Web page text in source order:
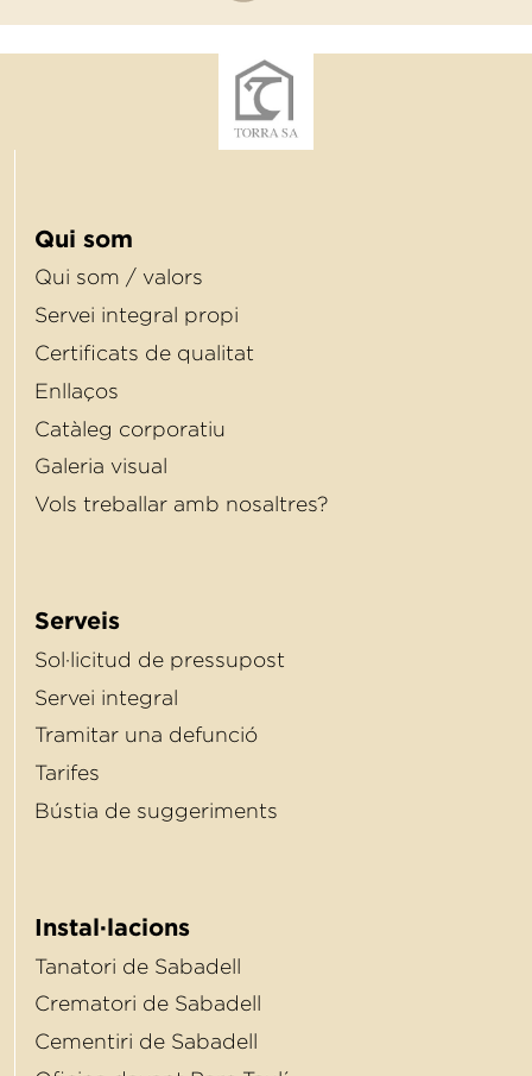
Qui som
Qui som / valors
Servei integral propi
Certiﬁcats de qualitat
Enllaços
Catàleg corporatiu
Galeria visual
Vols treballar amb nosaltres?
Serveis
Sol·licitud de pressupost
Servei integral
Tramitar una defunció
Tarifes
Bústia de suggeriments
Instal·lacions
Tanatori de Sabadell
Crematori de Sabadell
Cementiri de Sabadell